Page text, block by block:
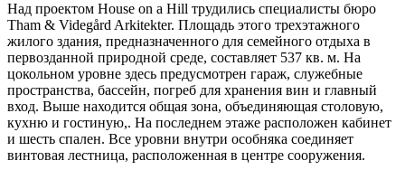
Над проектом House on a Hill трудились специалисты бюро
Tham & Videgård Arkitekter. Площадь этого трехэтажного
жилого здания, предназначенного для семейного отдыха в
первозданной природной среде, составляет 537 кв. м. На
цокольном уровне здесь предусмотрен гараж, служебные
пространства, бассейн, погреб для хранения вин и главный
вход. Выше находится общая зона, объединяющая столовую,
кухню и гостиную,. На последнем этаже расположен кабинет
и шесть спален. Все уровни внутри особняка соединяет
винтовая лестница, расположенная в центре сооружения.